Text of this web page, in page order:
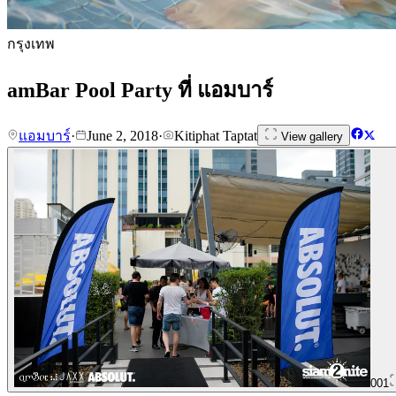
กรุงเทพ
amBar Pool Party ที่ แอมบาร์
แอมบาร์· June 2, 2018· Kitiphat Taptat View gallery
001